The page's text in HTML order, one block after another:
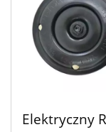
Elektryczny